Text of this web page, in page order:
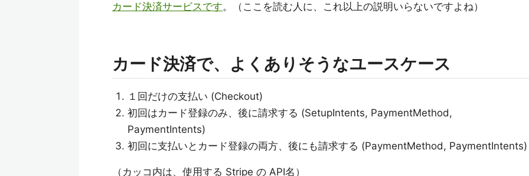
カード決済サービスです。（ここを読む人に、これ以上の説明いらないですよね）
カード決済で、よくありそうなユースケース
１回だけの支払い (Checkout)
初回はカード登録のみ、後に請求する (SetupIntents, PaymentMethod,
PaymentIntents)
初回に支払いとカード登録の両方、後にも請求する (PaymentMethod, PaymentIntents)
（カッコ内は、使用する Stripe の API名）